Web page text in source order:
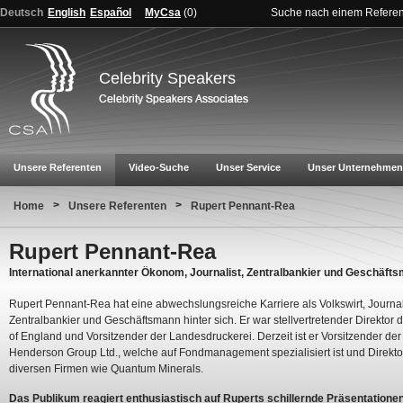
Deutsch English Español MyCsa (0) Suche nach einem
Celebrity Speakers
Unsere Referenten Video-Suche Unser Service Unser Unternehmen
Home > Unsere Referenten > Rupert Pennant-Rea
Rupert Pennant-Rea
International anerkannter Ökonom, Journalist, Zentralbankier und
Rupert Pennant-Rea hat eine abwechslungsreiche Karriere als Volkswirt,
Zentralbankier und Geschäftsmann hinter sich. Er war stellvertretender Direktor
of England und Vorsitzender der Landesdruckerei. Derzeit ist er Vorsitzender der
Henderson Group Ltd., welche auf Fondmanagement spezialisiert ist und
diversen Firmen wie Quantum Minerals.
Das Publikum reagiert enthusiastisch auf Ruperts schillernde